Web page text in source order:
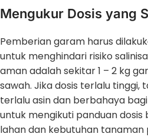
Mengukur Dosis yang
Pemberian garam harus
untuk menghindari risiko
aman adalah sekitar 1 – 2 kg
sawah. Jika dosis terlalu tinggi,
terlalu asin dan berbahaya
untuk mengikuti panduan dosis
lahan dan kebutuhan tanaman